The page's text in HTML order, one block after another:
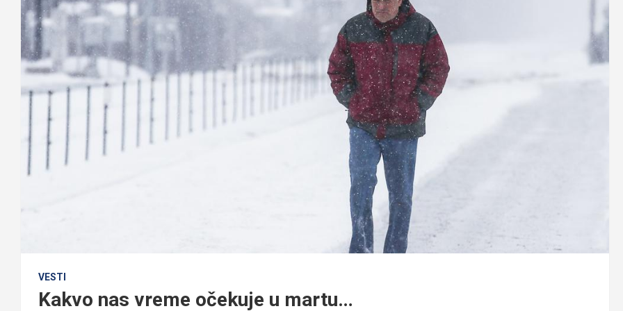
VESTI
Kakvo nas vreme očekuje u martu…